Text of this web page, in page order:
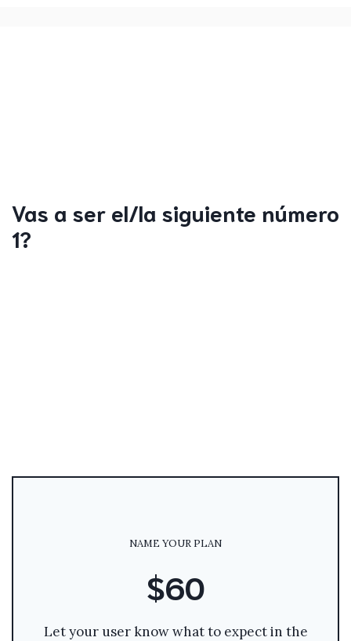
Vas a ser el/la siguiente número
1?
NAME YOUR PLAN
$60
Let your user know what to expect in the